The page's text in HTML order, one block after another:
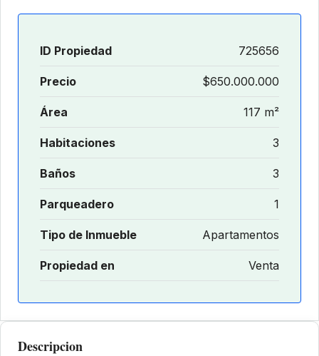
ID Propiedad 725656
Precio $650.000.000
Área 117 m²
Habitaciones 3
Baños 3
Parqueadero 1
Tipo de Inmueble Apartamentos
Propiedad en Venta
Descripcion